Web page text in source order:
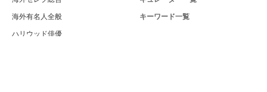
海外有名人全般
ハリウッド俳優
キーワード一覧